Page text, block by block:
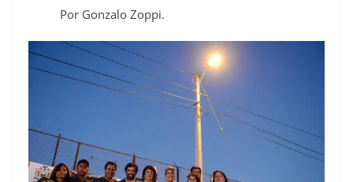
Por Gonzalo Zoppi.